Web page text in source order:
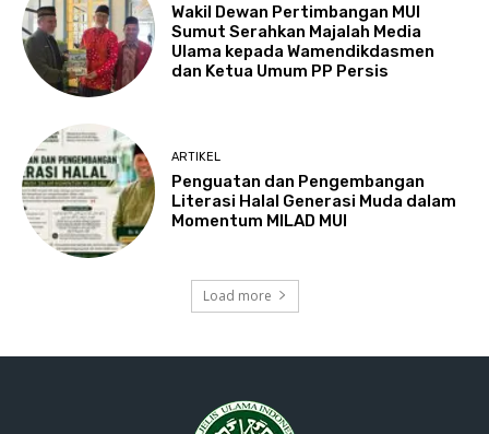
Wakil Dewan Pertimbangan MUI
Sumut Serahkan Majalah Media
Ulama kepada Wamendikdasmen
dan Ketua Umum PP Persis
ARTIKEL
Penguatan dan Pengembangan
Literasi Halal Generasi Muda dalam
Momentum MILAD MUI
Load more